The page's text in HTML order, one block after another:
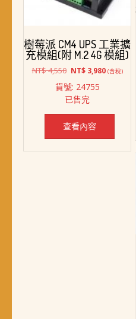
樹莓派 CM4 UPS 工業擴
充模組(附 M.2 4G 模組)
NT$4,550 原
價
格：
NT$ 4,550。
NT$3,980目
NT$
(含稅)
貨號: 24755
已售完
查看內容